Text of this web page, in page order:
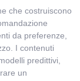
che costruiscono
da preferenze,
I contenuti
predittivi,
un